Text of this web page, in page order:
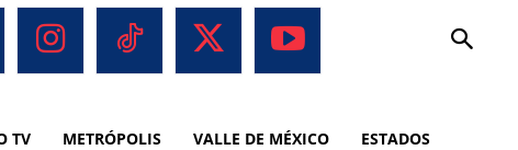
TV METRÓPOLIS VALLE DE MÉXICO ESTADOS